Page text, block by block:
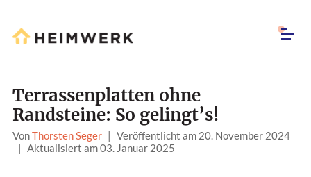
Terrassenplatten ohne
Randsteine: So gelingt’s!
VonThorsten Seger | Veröffentlicht am 20. November 2024
| Aktualisiert am 03. Januar 2025